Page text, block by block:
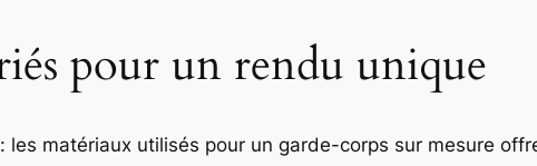
pour un rendu unique
les matériaux utilisés pour un garde-corps sur mesure